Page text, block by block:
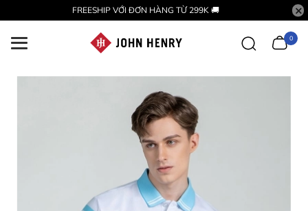
FREESHIP VỚI ĐƠN HÀNG TỪ 299K 🚚
0